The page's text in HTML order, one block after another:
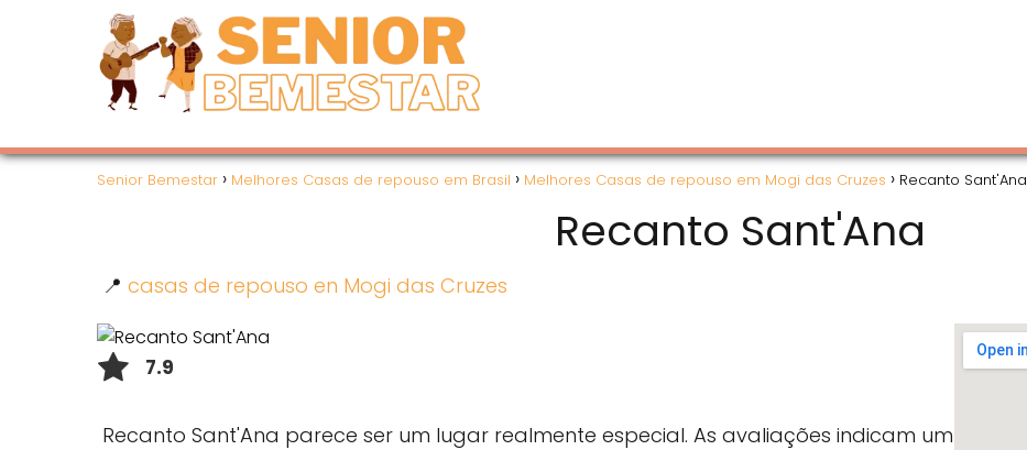
Senior Bemestar Melhores Casas de repouso em Brasil Melhores Casas de repouso em Mogi das Cruzes Recanto Sant'Ana
Recanto Sant'Ana
📍 casas de repouso en Mogi das Cruzes
7.9
Recanto Sant'Ana parece ser um lugar realmente especial. As avaliações indicam um